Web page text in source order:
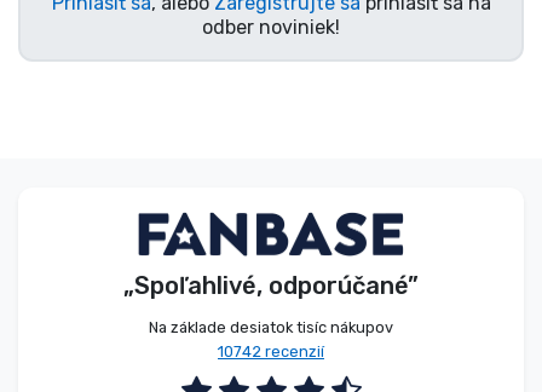
odber noviniek!
„Spoľahlivé, odporúčané”
Na základe desiatok tisíc nákupov
10742 recenzií